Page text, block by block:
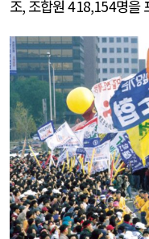
조, 조합원418,154명을